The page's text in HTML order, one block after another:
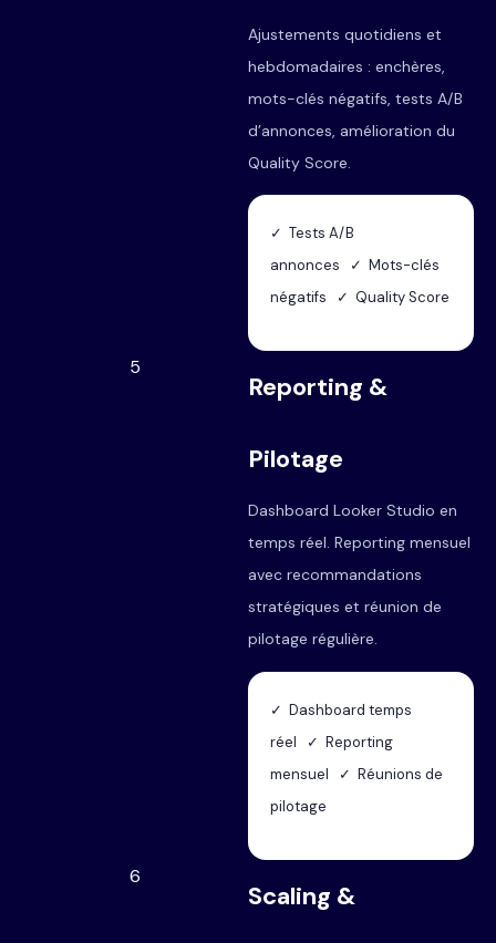
Ajustements quotidiens et
hebdomadaires : enchères,
mots-clés négatifs, tests A/B
d’annonces, amélioration du
Quality Score.
✓ Tests A/B
annonces ✓ Mots-clés
négatifs ✓ Quality Score
5
Reporting &
Pilotage
Dashboard Looker Studio en
temps réel. Reporting mensuel
avec recommandations
stratégiques et réunion de
pilotage régulière.
✓ Dashboard temps
réel ✓ Reporting
mensuel ✓ Réunions de
pilotage
6
Scaling &